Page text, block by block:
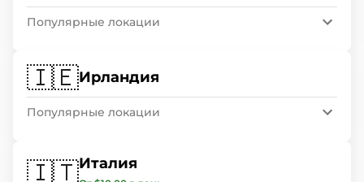
Популярные локации
🇮🇪Ирландия
Популярные локации
🇮🇹Италия